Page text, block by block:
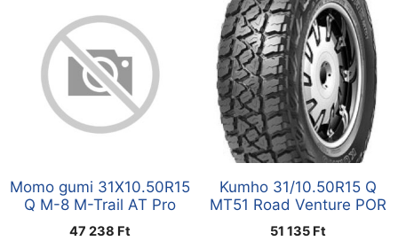
Momo gumi 31X10.50R15
Q M-8 M-Trail AT Pro
47 238 Ft
Kumho 31/10.50R15 Q
MT51 Road Venture POR
51 135 Ft